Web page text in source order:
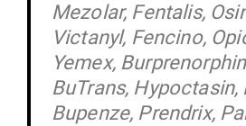
Mezolar, Fen­talis,
Vic­tanyl, Fencino,
Yemex,
BuTrans, Hypo­c­tasin,
Bupenze, Prendrix,